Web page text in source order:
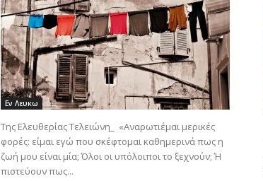
Εν Λευκω
Της Ελευθερίας Τελειώνη_ «Αναρωτιέμαι μερικές
φορές: είμαι εγώ που σκέφτομαι καθημερινά πως η
ζωή μου είναι μία; Όλοι οι υπόλοιποι το ξεχνούν; Ή
πιστεύουν πως...